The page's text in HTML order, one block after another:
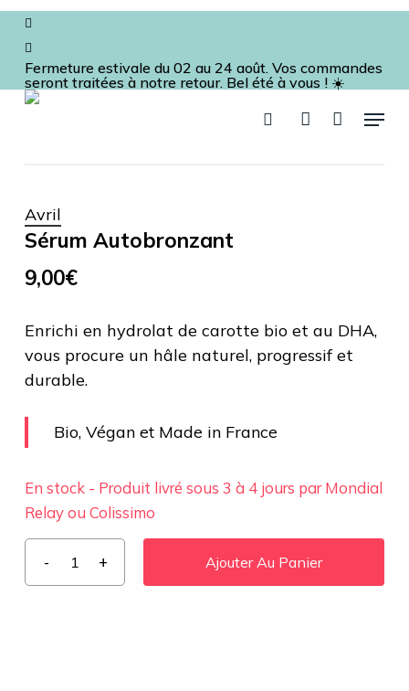
Skip
main
content
facebook
instagram
Fermeture estivale du 02 au 24 août. Vos commandes
seront traitées à notre retour. Bel été à vous ! ☀️
rechercheaccountMenu
panier
Sérum Autobronzant
Avril
Sérum Autobronzant
9,00€
Enrichi en hydrolat de carotte bio et au DHA,
vous procure un hâle naturel, progressif et
durable.
Bio, Végan et Made in France
En stock - Produit livré sous 3 à 4 jours par Mondial
Relay ou Colissimo
Ajouter Au Panier